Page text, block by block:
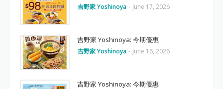
吉野家 Yoshinoya - June 17, 2026
吉野家 Yoshinoya: 今期優惠
吉野家 Yoshinoya - June 16, 2026
吉野家 Yoshinoya: 今期優惠